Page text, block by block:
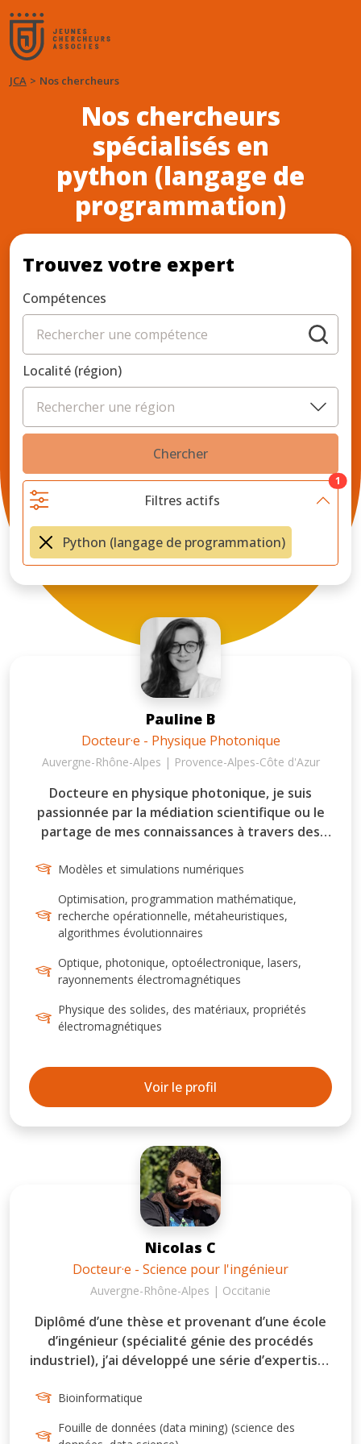
JCA Nos chercheurs
Nos chercheurs
spécialisés en
python (langage de
programmation)
Trouvez votre expert
Compétences
Localité (région)
Chercher
Filtres actifs
1
Python (langage de programmation)
Pauline B
Docteur·e - Physique Photonique
Auvergne-Rhône-Alpes | Provence-Alpes-Côte d'Azur
Docteure en physique photonique, je suis
passionnée par la médiation scientifique ou le
partage de mes connaissances à travers des
associatives m'ont amené à créer et à
du partage de la science, comme Ma Thèse en
180 secondes, le festival Pint Of Science ou
beaucoup de choses, je suis ouverte à de
nouveaux projets et souhaite autant former
autrui qu'être formée sur tout un tas de sujets.
Modèles et simulations numériques
Optimisation, programmation mathématique,
recherche opérationnelle, métaheuristiques,
algorithmes évolutionnaires
Optique, photonique, optoélectronique, lasers,
rayonnements électromagnétiques
Physique des solides, des matériaux, propriétés
électromagnétiques
Voir le profil
Nicolas C
Docteur·e - Science pour l'ingénieur
Auvergne-Rhône-Alpes | Occitanie
Diplômé d’une thèse et provenant d’une école
d’ingénieur (spécialité génie des procédés
industriel), j’ai développé une série d’expertises
scientifiques: outil d’aide à la résolution d’EDP,
données provenant d’habitats instrumentés),
Bioinformatique
Fouille de données (data mining) (science des